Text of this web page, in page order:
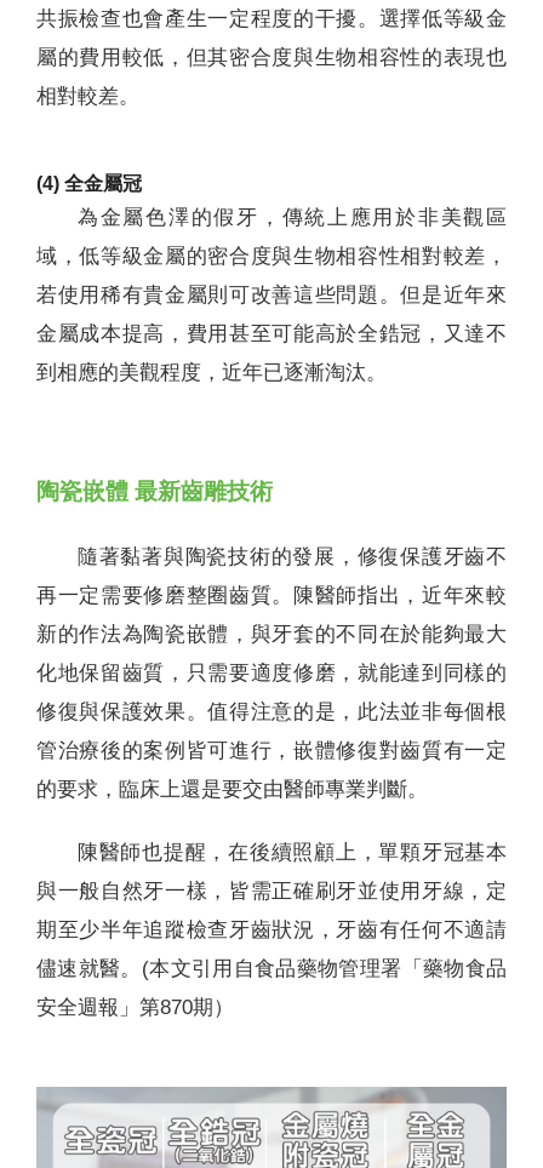
共振檢查也會產生一定程度的干擾。選擇低等級金
屬的費用較低，但其密合度與生物相容性的表現也
相對較差。
(4) 全金屬冠
為金屬色澤的假牙，傳統上應用於非美觀區
域，低等級金屬的密合度與生物相容性相對較差，
若使用稀有貴金屬則可改善這些問題。但是近年來
金屬成本提高，費用甚至可能高於全鋯冠，又達不
到相應的美觀程度，近年已逐漸淘汰。
陶瓷嵌體 最新齒雕技術
隨著黏著與陶瓷技術的發展，修復保護牙齒不
再一定需要修磨整圈齒質。陳醫師指出，近年來較
新的作法為陶瓷嵌體，與牙套的不同在於能夠最大
化地保留齒質，只需要適度修磨，就能達到同樣的
修復與保護效果。值得注意的是，此法並非每個根
管治療後的案例皆可進行，嵌體修復對齒質有一定
的要求，臨床上還是要交由醫師專業判斷。
陳醫師也提醒，在後續照顧上，單顆牙冠基本
與一般自然牙一樣，皆需正確刷牙並使用牙線，定
期至少半年追蹤檢查牙齒狀況，牙齒有任何不適請
儘速就醫。(本文引用自食品藥物管理署「藥物食品
安全週報」第870期）